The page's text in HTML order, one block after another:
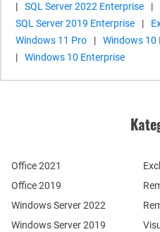
|
SQL Server 2022 Enterprise |
SQL Server 2019 Enterprise
|
Windows 11 Pro
| Windows 10
|
Windows 10 Enterprise
Office 2021
Office 2019
Windows Server 2022
Windows Server 2019